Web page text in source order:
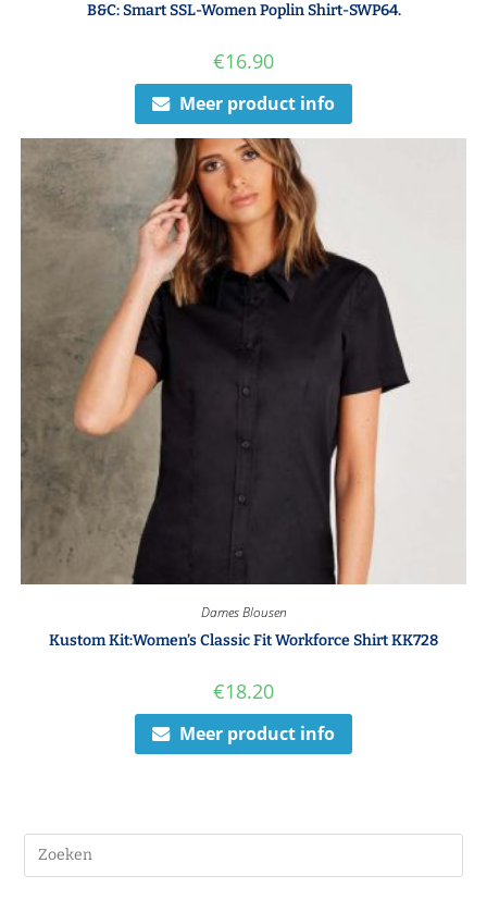
B&C: Smart SSL-Women Poplin Shirt-SWP64.
€16.90
Meer product info
Dames Blousen
Kustom Kit:Women’s Classic Fit Workforce Shirt KK728
€18.20
Meer product info